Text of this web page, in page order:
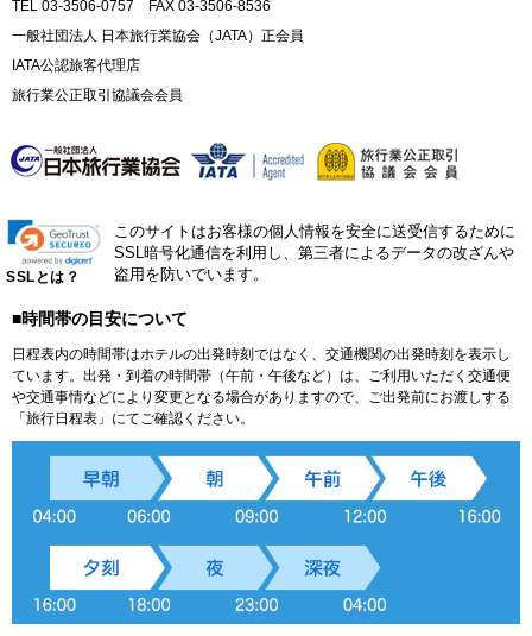
TEL 03-3506-0757 FAX 03-3506-8536
一般社団法人 日本旅行業協会（JATA）正会員
IATA公認旅客代理店
旅行業公正取引協議会会員
SSLとは？
このサイトはお客様の個人情報を安全に送受信するために
SSL暗号化通信を利用し、第三者によるデータの改ざんや
盗用を防いでいます。
■時間帯の目安について
日程表内の時間帯はホテルの出発時刻ではなく、交通機関の出発時刻を表示し
ています。出発・到着の時間帯（午前・午後など）は、ご利用いただく交通便
や交通事情などにより変更となる場合がありますので、ご出発前にお渡しする
「旅行日程表」にてご確認ください。